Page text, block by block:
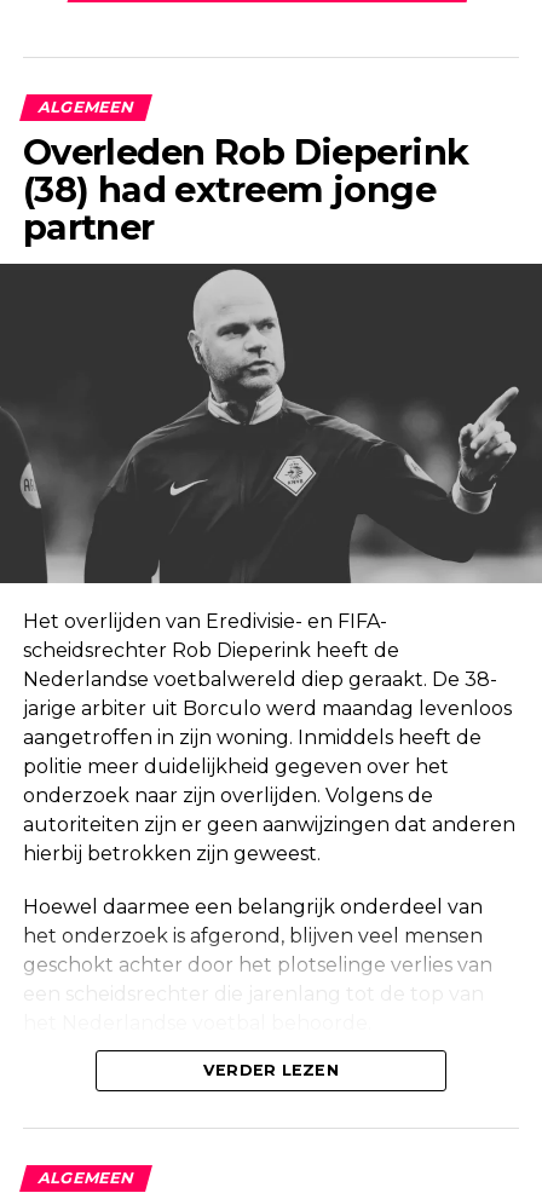
ALGEMEEN
Overleden Rob Dieperink
(38) had extreem jonge
partner
Het overlijden van Eredivisie- en FIFA-
scheidsrechter Rob Dieperink heeft de
Nederlandse voetbalwereld diep geraakt. De 38-
jarige arbiter uit Borculo werd maandag levenloos
aangetroffen in zijn woning. Inmiddels heeft de
politie meer duidelijkheid gegeven over het
onderzoek naar zijn overlijden. Volgens de
autoriteiten zijn er geen aanwijzingen dat anderen
hierbij betrokken zijn geweest.
Hoewel daarmee een belangrijk onderdeel van
het onderzoek is afgerond, blijven veel mensen
geschokt achter door het plotselinge verlies van
een scheidsrechter die jarenlang tot de top van
Onderzoek na vondst in woning
Maandag werd in een woning aan de Korte
Molenstraat in Borculo een overleden persoon
VERDER LEZEN
ALGEMEEN